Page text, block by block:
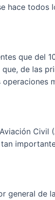
hace
que del
de las
general de